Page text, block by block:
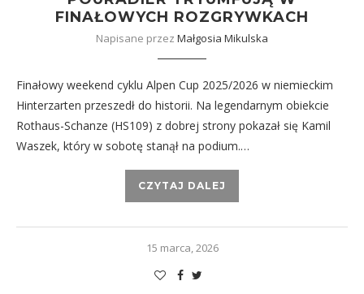
FINAŁOWYCH ROZGRYWKACH
Napisane przez Małgosia Mikulska
Finałowy weekend cyklu Alpen Cup 2025/2026 w niemieckim
Hinterzarten przeszedł do historii. Na legendarnym obiekcie
Rothaus-Schanze (HS109) z dobrej strony pokazał się Kamil
Waszek, który w sobotę stanął na podium.…
CZYTAJ DALEJ
15 marca, 2026